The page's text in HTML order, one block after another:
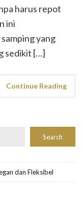
harus repot
ini
yang
sedikit […]
Continue Reading
Search
dan Fleksibel